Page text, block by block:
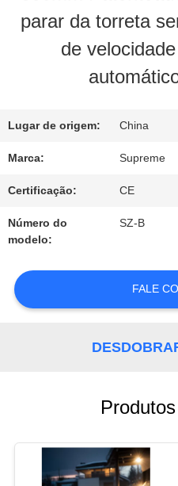
FÁBRICA
DE
QUALIDADE
CONTACTE-
SOLICITE
MAPA
parar da torreta
de
Lugar de origem: China
Marca: Supreme
Certificação: CE
Número do
modelo:
SZ-B
FALE